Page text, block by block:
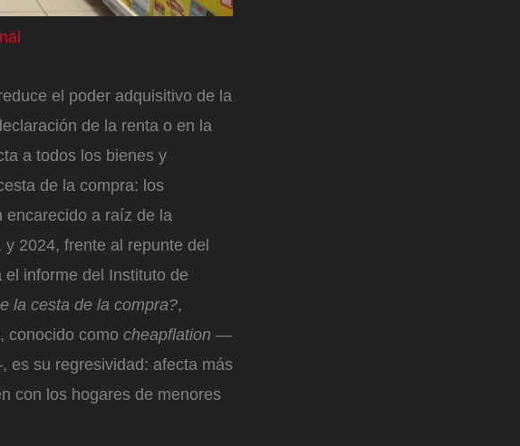
el poder adquisitivo de la
de la renta o en la
a todos los bienes y
de la compra: los
encarecido a raíz de la
2024, frente al repunte del
informe del Instituto de
la cesta de la compra?,
conocido como cheapflation —
es su regresividad: afecta más
con los hogares de menores